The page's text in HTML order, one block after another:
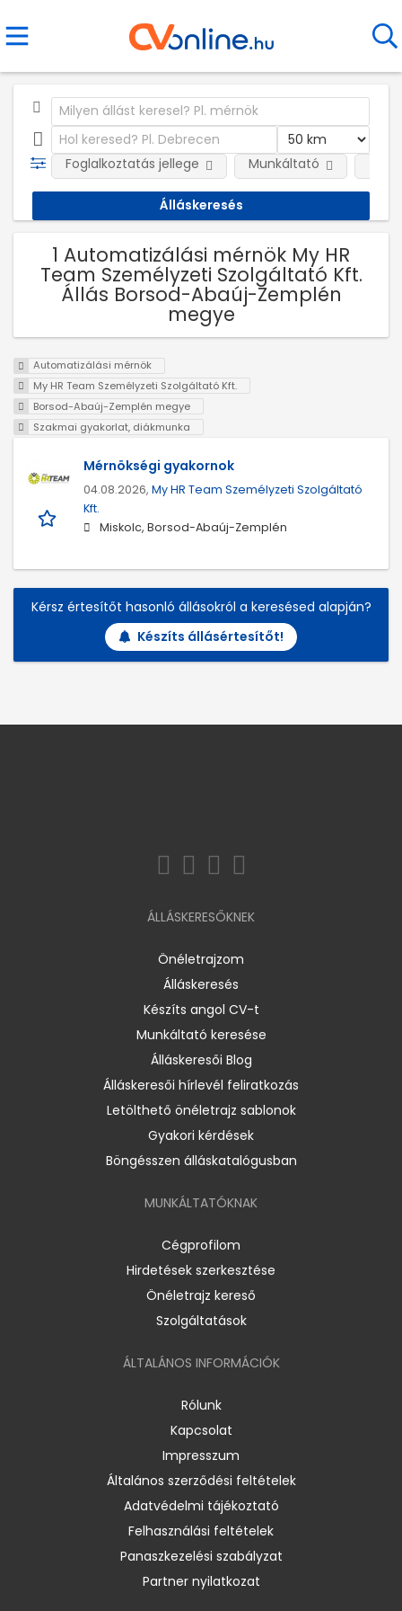
Foglalkoztatás jellege Munkáltató
1 Automatizálási mérnök My HR
Team Személyzeti Szolgáltató Kft.
Állás Borsod-Abaúj-Zemplén
megye
Automatizálási mérnök
My HR Team Személyzeti Szolgáltató Kft.
Borsod-Abaúj-Zemplén megye
Szakmai gyakorlat, diákmunka
Mérnökségi gyakornok
04.08.2026, My HR Team Személyzeti Szolgáltató
Kft.
Miskolc, Borsod-Abaúj-Zemplén
Kérsz értesítőt hasonló állásokról a keresésed alapján?
Készíts állásértesítőt!
ÁLLÁSKERESŐKNEK
Önéletrajzom
Álláskeresés
Készíts angol CV-t
Munkáltató keresése
Álláskeresői Blog
Álláskeresői hírlevél feliratkozás
Letölthető önéletrajz sablonok
Gyakori kérdések
Böngésszen álláskatalógusban
MUNKÁLTATÓKNAK
Cégprofilom
Hirdetések szerkesztése
Önéletrajz kereső
Szolgáltatások
ÁLTALÁNOS INFORMÁCIÓK
Rólunk
Kapcsolat
Impresszum
Általános szerződési feltételek
Adatvédelmi tájékoztató
Felhasználási feltételek
Panaszkezelési szabályzat
Partner nyilatkozat